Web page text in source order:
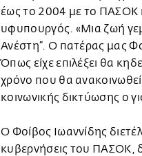
έως το 2004 με το ΠΑΣΟΚ
υφυπουργός. «Μια ζωή
Ανέστη”. Ο πατέρας μας
Όπως είχε επιλέξει θα
χρόνο που θα
κοινωνικής δικτύωσης ο
Ο Φοίβος Ιωαννίδης
κυβερνήσεις του ΠΑΣΟΚ,